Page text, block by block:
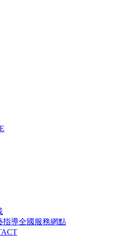
指導全國服務網點